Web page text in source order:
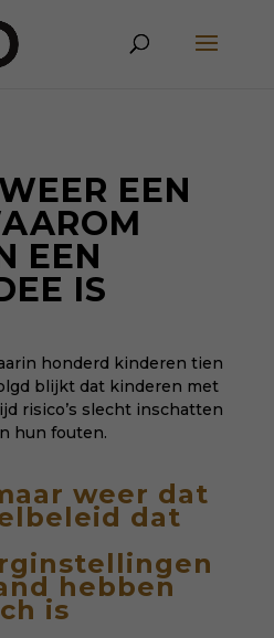
EEN
EEN
IS
honderd kinderen tien
blijkt dat kinderen met
risico’s slecht inschatten
hun fouten.
weer dat
dat
hebben
is